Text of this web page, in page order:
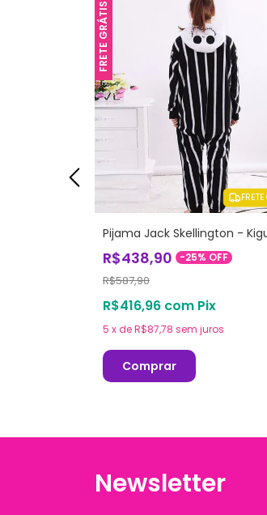
FRETE GRÁTIS
Pijama Jack Skellington -
R$438,90 -25% OFF
R$587,90
R$416,96 com Pix
5 xdeR$87,78 sem juros
Comprar
Newsletter